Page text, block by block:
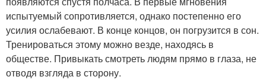
испытуемый сопротивляется, однако постепенно его
усилия ослабевают. В конце концов, он погрузится в сон.
Тренироваться этому можно везде, находясь в
обществе. Привыкать смотреть людям прямо в глаза, не
отводя взгляда в сторону.